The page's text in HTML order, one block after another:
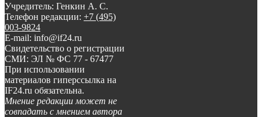
Учредитель: Генкин А. С.
Телефон редакции: +7 (495)
003-9824
E-mail: info@if24.ru
Свидетельство о регистрации
СМИ: ЭЛ № ФС 77 - 67477
При использовании
материалов гиперссылка на
IF24.ru обязательна.
Мнение редакции может не
совпадать с мнением автора